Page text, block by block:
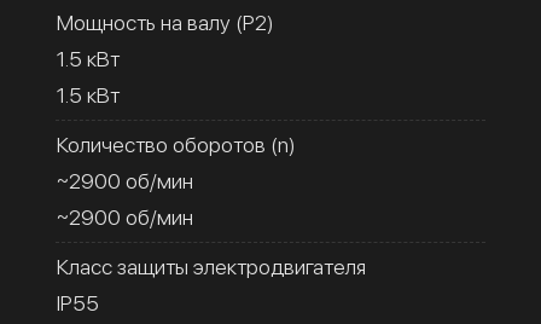
Мощность на валу (Р2)
1.5 кВт
1.5 кВт
Количество оборотов (n)
~2900 об/мин
~2900 об/мин
Класс защиты электродвигателя
IP55